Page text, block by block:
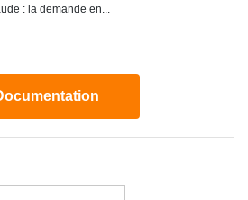
: la demande en...